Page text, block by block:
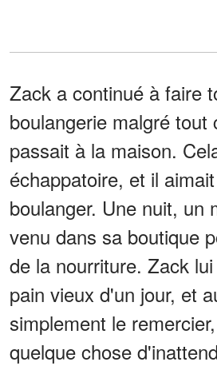
Zack a continué à faire
boulangerie malgré tout
passait à la maison.
échappatoire, et il
boulanger. Une nuit, un
venu dans sa boutique
de la nourriture. Zack
pain vieux d'un jour, et
simplement le
quelque chose